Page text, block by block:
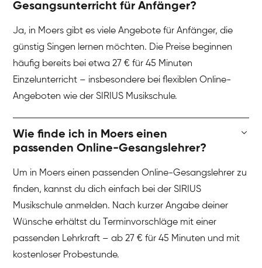
Gesangsunterricht für Anfänger?
Ja, in Moers gibt es viele Angebote für Anfänger, die
günstig Singen lernen möchten. Die Preise beginnen
häufig bereits bei etwa 27 € für 45 Minuten
Einzelunterricht – insbesondere bei flexiblen Online-
Angeboten wie der SIRIUS Musikschule.
Wie finde ich in Moers einen
passenden Online-Gesangslehrer?
Um in Moers einen passenden Online-Gesangslehrer zu
finden, kannst du dich einfach bei der SIRIUS
Musikschule anmelden. Nach kurzer Angabe deiner
Wünsche erhältst du Terminvorschläge mit einer
passenden Lehrkraft – ab 27 € für 45 Minuten und mit
kostenloser Probestunde.